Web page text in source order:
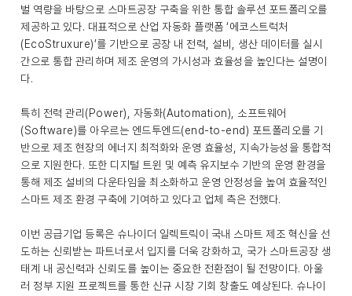
벌 역량을 바탕으로 스마트공장 구축을 위한 통합 솔루션 포트폴리오를
제공하고 있다. 대표적으로 산업 자동화 플랫폼 ‘에코스트럭처
(EcoStruxure)’를 기반으로 공장 내 전력, 설비, 생산 데이터를 실시
간으로 통합 관리하며 제조 운영의 가시성과 효율성을 높인다는 설명이
다.
특히 전력 관리(Power), 자동화(Automation), 소프트웨어
(Software)를 아우르는 엔드투엔드(end-to-end) 포트폴리오를 기
반으로 제조 현장의 에너지 최적화와 운영 효율성, 지속가능성을 통합적
으로 지원한다. 또한 디지털 트윈 및 예측 유지보수 기반의 운영 환경을
통해 제조 설비의 다운타임을 최소화하고 운영 안정성을 높여 효율적인
스마트 제조 환경 구축에 기여하고 있다고 업체 측은 전했다.
이번 공급기업 등록은 슈나이더 일렉트릭이 국내 스마트 제조 혁신을 선
도하는 신뢰받는 파트너로서 입지를 더욱 강화하고, 국가 스마트공장 생
태계 내 공신력과 신뢰도를 높이는 중요한 전환점이 될 전망이다. 아울
러 정부 지원 프로젝트를 통한 신규 시장 기회 창출도 예상된다. 슈나이